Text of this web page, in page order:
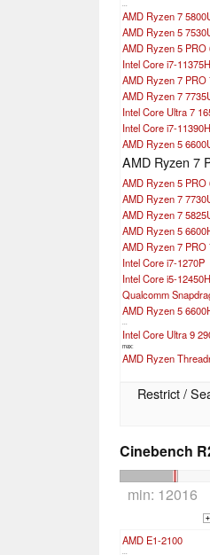
AMD Ryzen 7
AMD Ryzen 5
AMD Ryzen 5 PRO
Intel Core i7-11375H
AMD Ryzen 7 PRO
AMD Ryzen 7
Intel Core Ultra 7
Intel Core i7-11390H
AMD Ryzen 5
AMD Ryzen 7
AMD Ryzen 5 PRO
AMD Ryzen 7
AMD Ryzen 7
AMD Ryzen 5
AMD Ryzen 7 PRO
Intel Core i7-1270P
Intel Core i5-12450H
Qualcomm
AMD Ryzen 5
Intel Core Ultra 9
max:
AMD Ryzen
Restrict /
Cinebench
min:
+
AMD E1-2100